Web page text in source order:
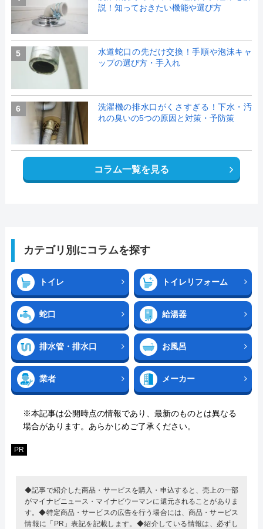
説！知っておきたい機能や選び方
5
水道蛇口の先だけ交換！手順や泡沫キャ
ップの選び方・手入れ
6
洗濯機の排水口がくさすぎる！下水・汚
れの臭いの5つの原因と対策・予防策
コラム一覧を見る
カテゴリ別にコラムを探す
トイレ トイレリフォーム
蛇口 給湯器
排水管・排水口 お風呂
業者 メーカー
※本記事は公開時点の情報であり、最新のものとは異なる
場合があります。あらかじめご了承ください。
PR
◆記事で紹介した商品・サービスを購入・申込すると、売上の一部
がマイナビニュース・マイナビウーマンに還元されることがありま
す。◆特定商品・サービスの広告を行う場合には、商品・サービス
情報に「PR」表記を記載します。◆紹介している情報は、必ずし